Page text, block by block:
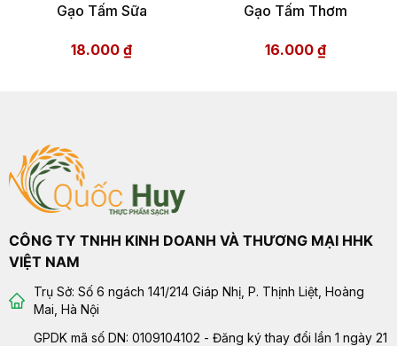
Gạo Tấm Sữa
18.000 ₫
Gạo Tấm Thơm
16.000 ₫
CÔNG TY TNHH KINH DOANH VÀ THƯƠNG MẠI HHK
VIỆT NAM
Trụ Sở: Số 6 ngách 141/214 Giáp Nhị, P. Thịnh Liệt, Hoàng
Mai, Hà Nội
GPDK mã số DN: 0109104102 - Đăng ký thay đổi lần 1 ngày 21